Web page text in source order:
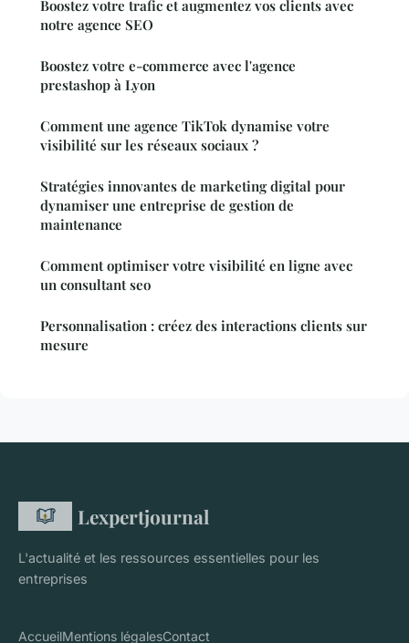
Boostez votre trafic et augmentez vos clients avec
notre agence SEO
Boostez votre e-commerce avec l'agence
prestashop à Lyon
Comment une agence TikTok dynamise votre
visibilité sur les réseaux sociaux ?
Stratégies innovantes de marketing digital pour
dynamiser une entreprise de gestion de
maintenance
Comment optimiser votre visibilité en ligne avec
un consultant seo
Personnalisation : créez des interactions clients sur
mesure
Lexpertjournal
L'actualité et les ressources essentielles pour les
entreprises
AccueilMentions légalesContact